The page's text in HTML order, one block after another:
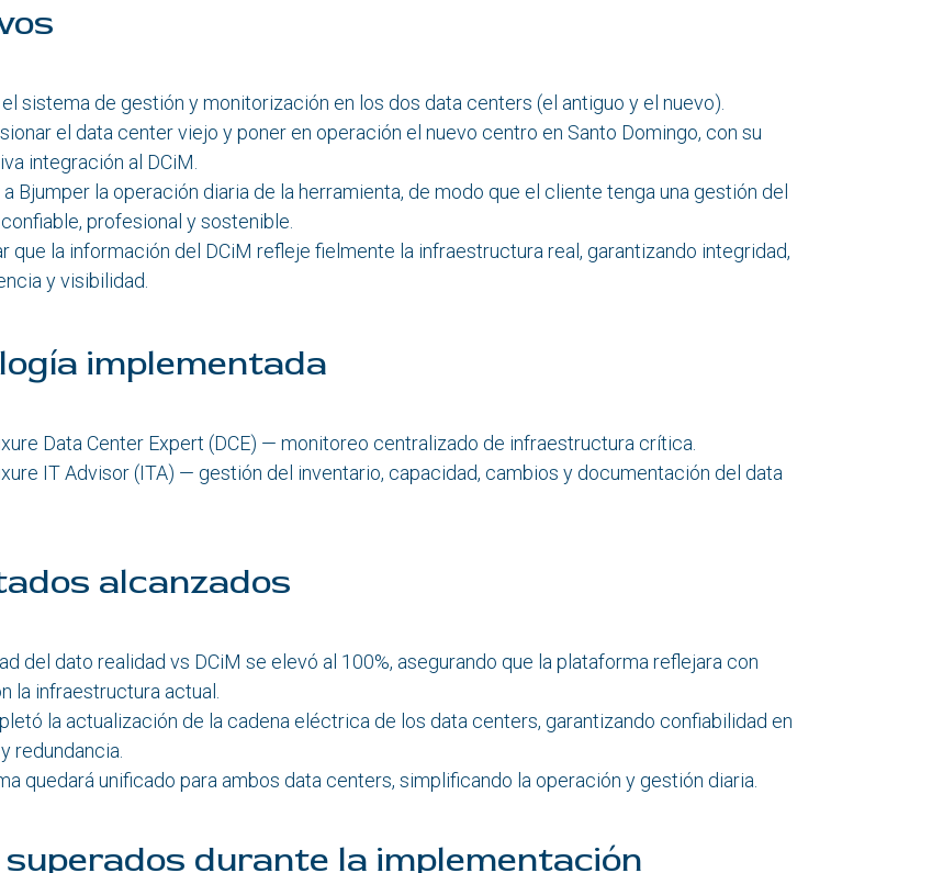
sistema de gestión y monitorización en los dos data centers (el antiguo y el nuevo).
el data center viejo y poner en operación el nuevo centro en Santo Domingo, con su
integración al DCiM.
Bjumper la operación diaria de la herramienta, de modo que el cliente tenga una gestión del
profesional y sostenible.
que la información del DCiM refleje fielmente la infraestructura real, garantizando integridad,
y visibilidad.
implementada
Data Center Expert (DCE) — monitoreo centralizado de infraestructura crítica.
IT Advisor (ITA) — gestión del inventario, capacidad, cambios y documentación del data
alcanzados
del dato realidad vs DCiM se elevó al 100%, asegurando que la plataforma reflejara con
la infraestructura actual.
la actualización de la cadena eléctrica de los data centers, garantizando confiabilidad en
redundancia.
quedará unificado para ambos data centers, simplificando la operación y gestión diaria.
durante la implementación